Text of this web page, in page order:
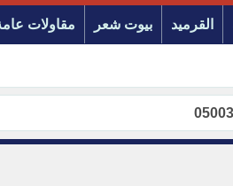
القرميد بيوت شعر مقاولات